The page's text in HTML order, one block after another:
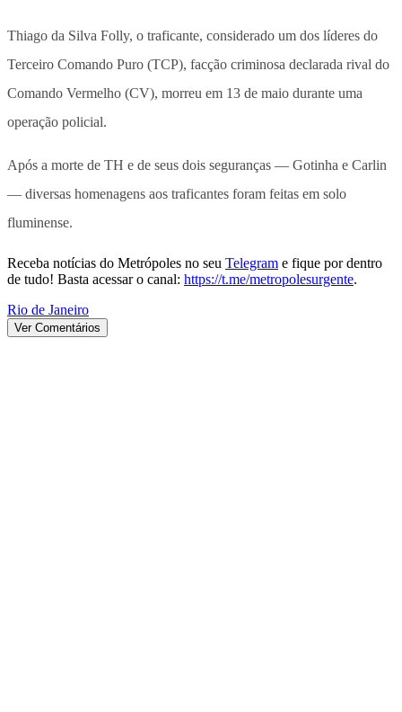
Thiago da Silva Folly, o traficante, considerado um dos líderes do
Terceiro Comando Puro (TCP), facção criminosa declarada rival do
Comando Vermelho (CV), morreu em 13 de maio durante uma
operação policial.
Após a morte de TH e de seus dois seguranças — Gotinha e Carlin
— diversas homenagens aos traficantes foram feitas em solo
fluminense.
Receba notícias do Metrópoles no seu Telegram e fique por dentro
de tudo! Basta acessar o canal: https://t.me/metropolesurgente.
Rio de Janeiro
Ver Comentários